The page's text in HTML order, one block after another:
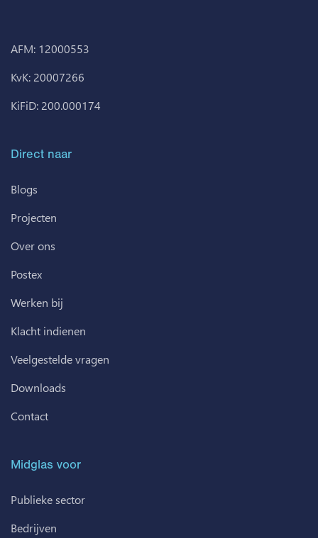
AFM: 12000553
KvK: 20007266
KiFiD: 200.000174
Direct naar
Blogs
Projecten
Over ons
Postex
Werken bij
Klacht indienen
Veelgestelde vragen
Downloads
Contact
Midglas voor
Publieke sector
Bedrijven